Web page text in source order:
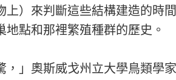
）來判斷這些結構建造的時
點和那裡繁殖種群的歷史。
，」奧斯威戈州立大學鳥類學